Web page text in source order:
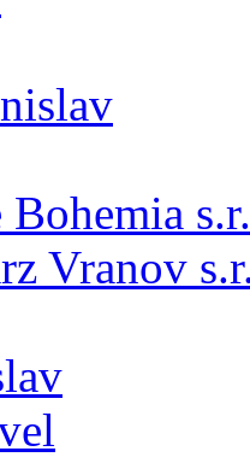
Vranov